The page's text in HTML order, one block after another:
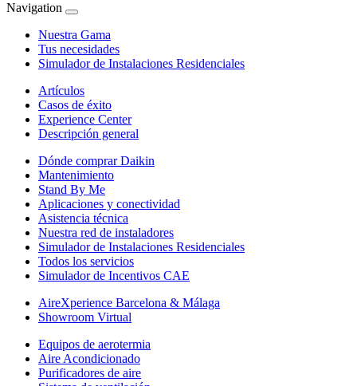
Navigation
Nuestra Gama
Tus necesidades
Simulador de Instalaciones Residenciales
Artículos
Casos de éxito
Experience Center
Descripción general
Dónde comprar Daikin
Mantenimiento
Stand By Me
Aplicaciones y conectividad
Asistencia técnica
Nuestra red de instaladores
Simulador de Instalaciones Residenciales
Todos los servicios
Simulador de Incentivos CAE
AireXperience Barcelona & Málaga
Showroom Virtual
Equipos de aerotermia
Aire Acondicionado
Purificadores de aire